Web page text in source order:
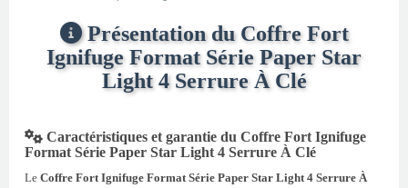
Présentation du Coffre Fort
Ignifuge Format Série Paper Star
Light 4 Serrure À Clé
Caractéristiques et garantie du Coffre Fort Ignifuge
Format Série Paper Star Light 4 Serrure À Clé
Le Coffre Fort Ignifuge Format Série Paper Star Light 4 Serrure À